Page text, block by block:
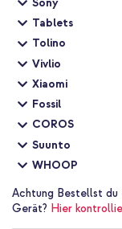
Tablets
Tolino
Vivlio
Xiaomi
Fossil
COROS
Suunto
WHOOP
Achtung Bestellst
Gerät? Hier